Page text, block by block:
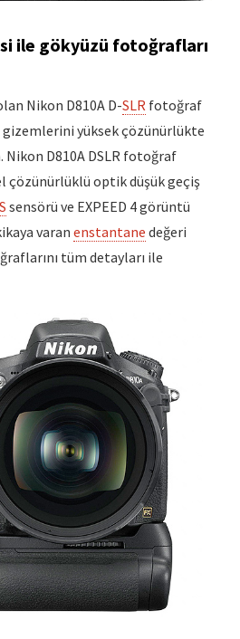
ile gökyüzü fotoğrafları
Nikon D810A D-SLR fotoğraf
gizemlerini yüksek çözünürlükte
Nikon D810A DSLR fotoğraf
çözünürlüklü optik düşük geçiş
sensörü ve EXPEED 4 görüntü
varan enstantane değeri
tüm detayları ile